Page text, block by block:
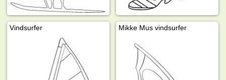
Vindsurfer Mikke Mus vindsurfer